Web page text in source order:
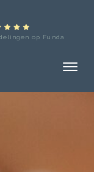
op Funda